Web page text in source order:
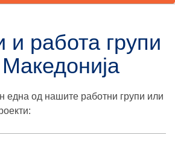
и работа групи
една од нашите работни групи или